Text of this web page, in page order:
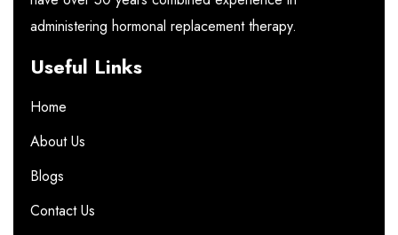
administering hormonal replacement therapy.
Useful Links
Home
About Us
Blogs
Contact Us